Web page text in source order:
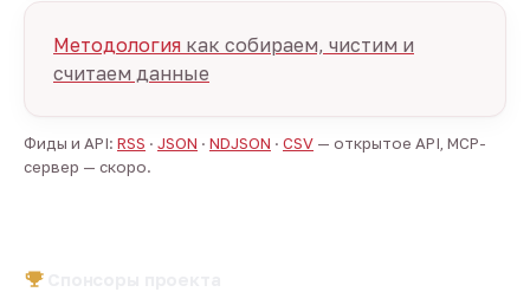
Методология как собираем, чистим и
считаем данные
Фиды и API: RSS · JSON · NDJSON · CSV — открытое API, MCP-
сервер — скоро.